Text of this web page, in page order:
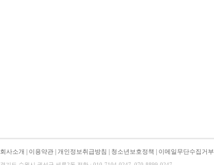
회사소개 이용약관 개인정보취급방침 청소년보호정책 이메일무단수집거부